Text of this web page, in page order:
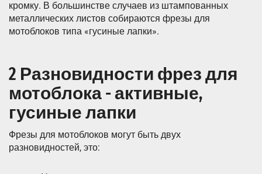
кромку. В большинстве случаев из штампованных
металлических листов собираются фрезы для
мотоблоков типа «гусиные лапки».
2 Разновидности фрез для
мотоблока - активные,
гусиные лапки
Фрезы для мотоблоков могут быть двух
разновидностей, это: